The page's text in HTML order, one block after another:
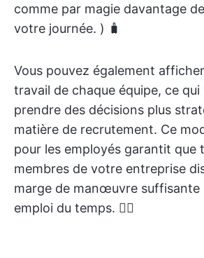
comme par magie davantage
votre journée. ) 🧳
Vous pouvez également
travail de chaque équipe, ce qui
prendre des décisions plus
matière de recrutement. Ce
pour les employés garantit que
membres de votre entreprise
marge de manœuvre suffisante
emploi du temps. 😮‍💨